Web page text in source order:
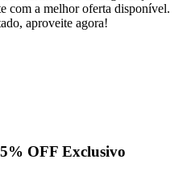
com a melhor oferta disponível.
aproveite agora!
OFF Exclusivo